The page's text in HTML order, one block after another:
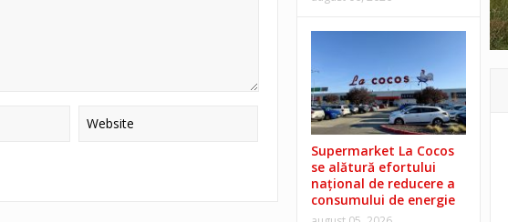
Supermarket La Cocos
se alătură efortului
național de reducere a
consumului de energie